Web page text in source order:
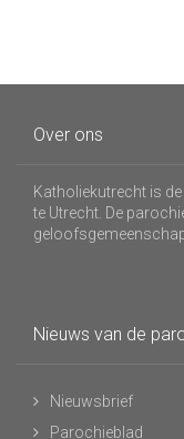
Over ons
Katholiekutrecht is
te Utrecht. De
Nieuws van de
Nieuwsbrief
Parochieblad